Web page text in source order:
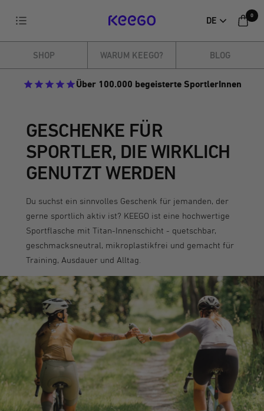
Navigation KEEGO DE
0
SHOP WARUM KEEGO? BLOG
Über 100.000 begeisterte SportlerInnen
GESCHENKE FÜR
SPORTLER, DIE WIRKLICH
GENUTZT WERDEN
Du suchst ein sinnvolles Geschenk für jemanden, der
gerne sportlich aktiv ist? KEEGO ist eine hochwertige
Sportflasche mit Titan-Innenschicht - quetschbar,
geschmacksneutral, mikroplastikfrei und gemacht für
Training, Ausdauer und Alltag.